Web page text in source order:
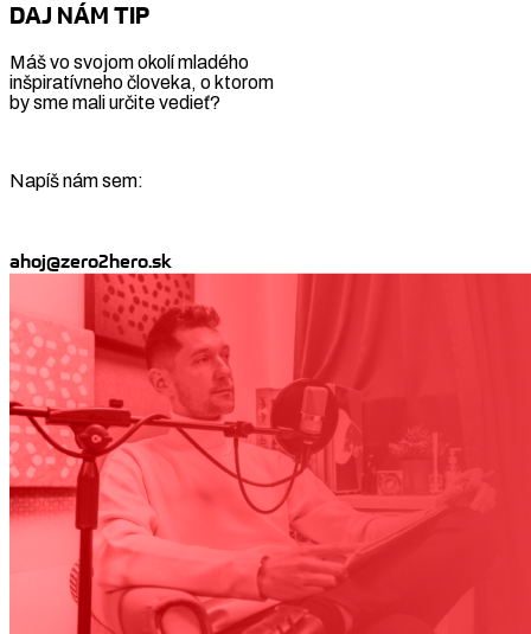
DAJ NÁM TIP
Máš vo svojom okolí mladého
inšpiratívneho človeka, o ktorom
by sme mali určite vedieť?
Napíš nám sem:
ahoj@zero2hero.sk